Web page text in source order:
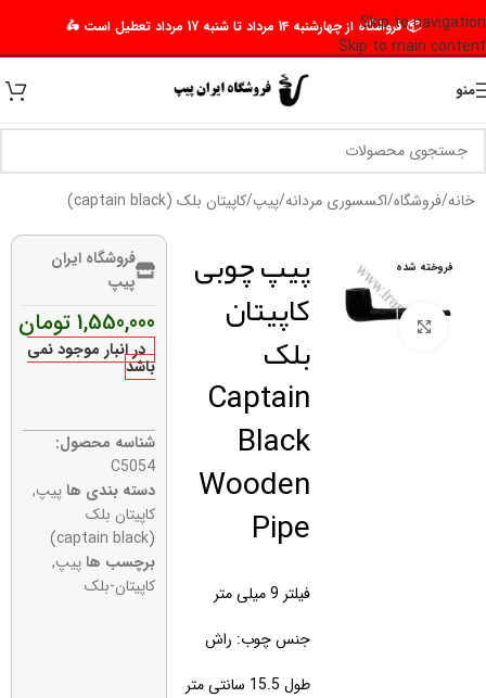
Skip to navigation
Skip to main content
📦 فروشگاه از چهارشنبه 14 مرداد تا شنبه 17 مرداد تعطیل است 🛵
منو
خانه/فروشگاه/اکسسوری مردانه/پیپ/کاپیتان بلک (captain black)
فروخته شده
برای بزرگنمایی کلیک کنید
پیپ چوبی
کاپیتان
بلک
Captain
Black
Wooden
Pipe
فیلتر 9 میلی متر
جنس چوب: راش
طول 15.5 سانتی متر
فروشگاه ایران
پیپ
1,550,000 تومان
در انبار موجود نمی
باشد
شناسه محصول:
C5054
دسته بندی ها پیپ,
کاپیتان بلک
(captain black)
برچسب ها پیپ,
کاپیتان-بلک